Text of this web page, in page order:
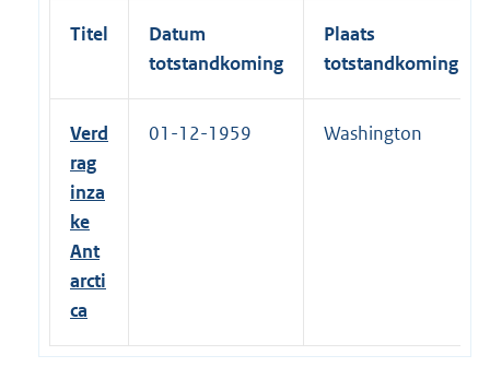
Titel
Datum
totstandkoming
Plaats
totstandkoming
Verd
rag
inza
ke
Ant
arcti
ca
01-12-1959 Washington